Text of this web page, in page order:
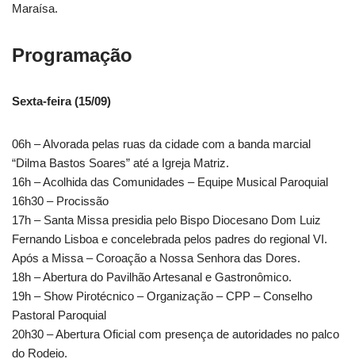
Maraísa.
Programação
Sexta-feira (15/09)
06h – Alvorada pelas ruas da cidade com a banda marcial
“Dilma Bastos Soares” até a Igreja Matriz.
16h – Acolhida das Comunidades – Equipe Musical Paroquial
16h30 – Procissão
17h – Santa Missa presidia pelo Bispo Diocesano Dom Luiz
Fernando Lisboa e concelebrada pelos padres do regional VI.
Após a Missa – Coroação a Nossa Senhora das Dores.
18h – Abertura do Pavilhão Artesanal e Gastronômico.
19h – Show Pirotécnico – Organização – CPP – Conselho
Pastoral Paroquial
20h30 – Abertura Oficial com presença de autoridades no palco
do Rodeio.